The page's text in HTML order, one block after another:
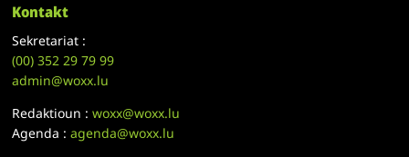
Kontakt
Sekretariat :
(00)352 29 79 99
admin@woxx.lu
Redaktioun :woxx@woxx.lu
Agenda :agenda@woxx.lu